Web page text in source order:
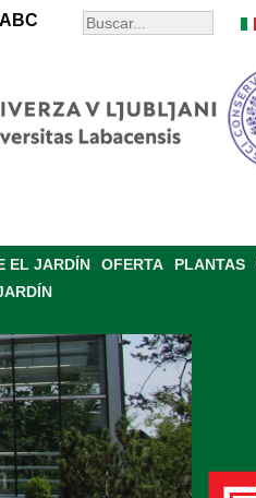
ABC
EL JARDÍN OFERTA PLANTAS